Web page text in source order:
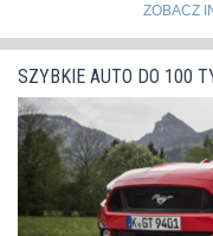
ZOBACZ
SZYBKIE AUTO DO 100